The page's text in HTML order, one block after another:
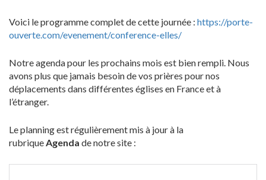
Voici le programme complet de cette journée : https://porte-
ouverte.com/evenement/conference-elles/
Notre agenda pour les prochains mois est bien rempli. Nous
avons plus que jamais besoin de vos prières pour nos
déplacements dans différentes églises en France et à
l’étranger.
Le planning est régulièrement mis à jour à la
rubriqueAgenda de notre site :